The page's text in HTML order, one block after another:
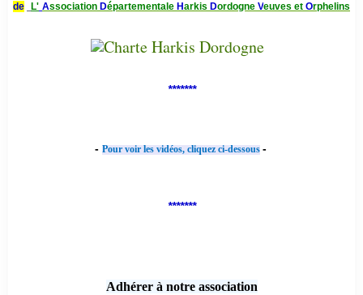
de
L' Association Départementale Harkis Dordogne Veuves et Orphelins
*******
- Pour voir les vidéos, cliquez ci-dessous -
*******
Adhérer à notre association